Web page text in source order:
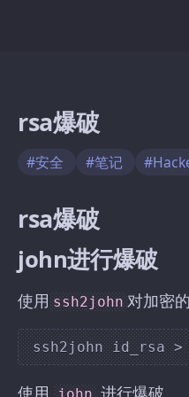
rsa爆破
#安全 #笔记
rsa爆破
john进行爆破
使用 ssh2john 对加密
使用 进行爆破